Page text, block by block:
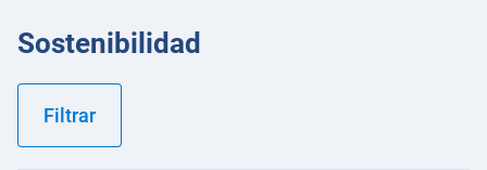
Sostenibilidad
Filtrar